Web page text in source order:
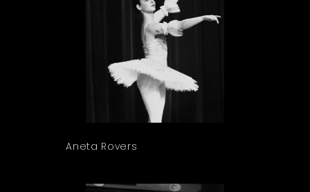
Aneta Rovers